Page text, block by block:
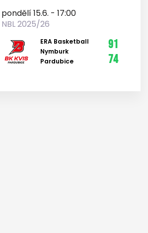
pondělí 15.6. - 17:00
NBL 2025/26
ERA Basketball
Nymburk
Pardubice
91
74